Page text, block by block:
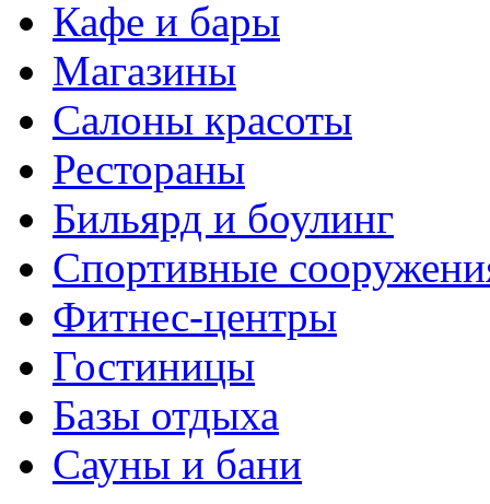
Кафе и бары
Магазины
Салоны красоты
Рестораны
Бильярд и боулинг
Спортивные
Фитнес-центры
Гостиницы
Базы отдыха
Сауны и бани